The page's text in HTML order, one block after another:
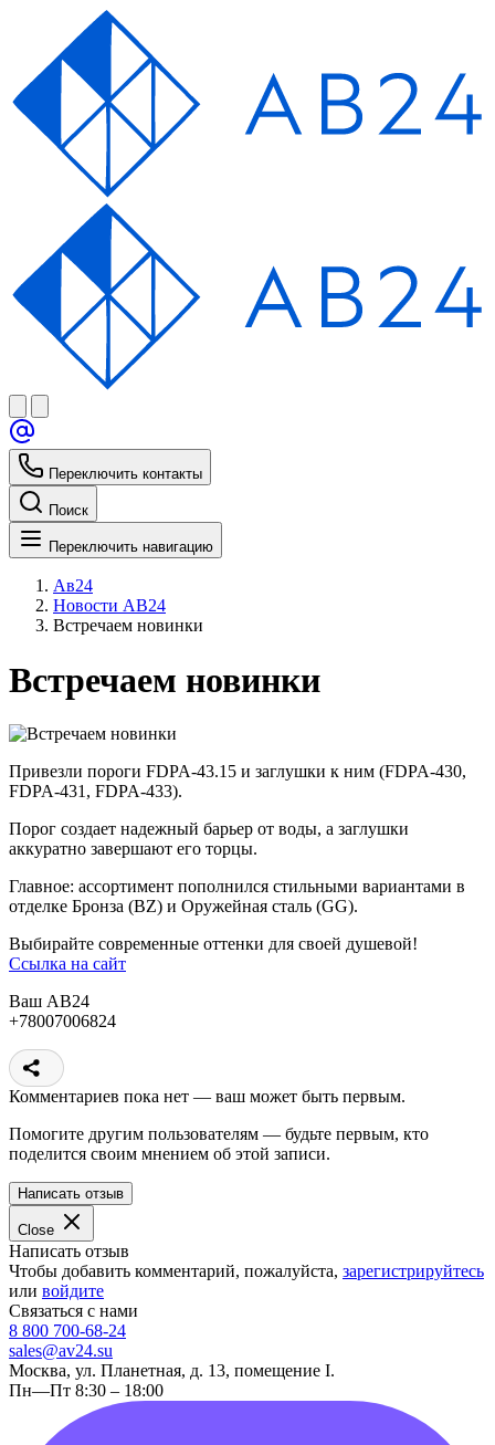
Переключить контакты
Поиск
Переключить навигацию
Ав24
Новости АВ24
Встречаем новинки
Встречаем новинки
Привезли пороги FDPA-43.15 и заглушки к ним (FDPA-430,
FDPA-431, FDPA-433).
Порог создает надежный барьер от воды, а заглушки
аккуратно завершают его торцы.
Главное: ассортимент пополнился стильными вариантами в
отделке Бронза (BZ) и Оружейная сталь (GG).
Выбирайте современные оттенки для своей душевой!
Ссылка на сайт
Ваш АВ24
+78007006824
Комментариев пока нет — ваш может быть первым.
Помогите другим пользователям — будьте первым, кто
поделится своим мнением об этой записи.
Написать отзыв
Close
Написать отзыв
Чтобы добавить комментарий, пожалуйста, зарегистрируйтесь
или войдите
Связаться с нами
8 800 700-68-24
sales@av24.su
Москва, ул. Планетная, д. 13, помещение I.
Пн—Пт 8:30 – 18:00